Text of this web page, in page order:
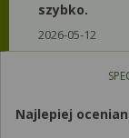
szybko.
2026-05-12
Najlepiej